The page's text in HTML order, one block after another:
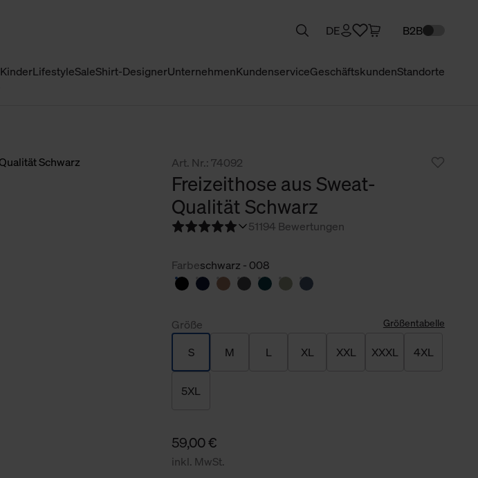
KinderLifestyleSaleShirt-DesignerUnternehmenKundenserviceGeschäftskundenStandorte
DE B2B
Art. Nr.: 74092
Freizeithose aus Sweat-
Qualität Schwarz
51194 Bewertungen
Farbeschwarz - 008
Größe Größentabelle
S M L XL XXL XXXL 4XL
5XL
59,00 €
inkl. MwSt.